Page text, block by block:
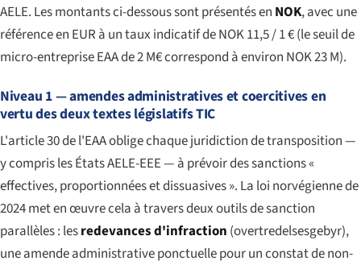
AELE. Les montants ci-dessous sont présentés en NOK, avec une
référence en EUR à un taux indicatif de NOK 11,5 / 1 € (le seuil de
micro-entreprise EAA de 2 M€ correspond à environ NOK 23 M).
Niveau 1 — amendes administratives et coercitives en
vertu des deux textes législatifs TIC
L'article 30 de l'EAA oblige chaque juridiction de transposition —
y compris les États AELE-EEE — à prévoir des sanctions «
effectives, proportionnées et dissuasives ». La loi norvégienne de
2024 met en œuvre cela à travers deux outils de sanction
parallèles : lesredevances d'infraction (overtredelsesgebyr),
une amende administrative ponctuelle pour un constat de non-